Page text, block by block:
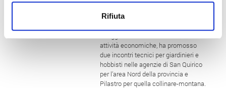
Rifiuta
Il Consorzio Agrario Parma, da
attività economiche, ha promosso
due incontri tecnici per giardinieri e
hobbisti nelle agenzie di San Quirico
per l’area Nord della provincia e
Pilastro per quella collinare-montana.